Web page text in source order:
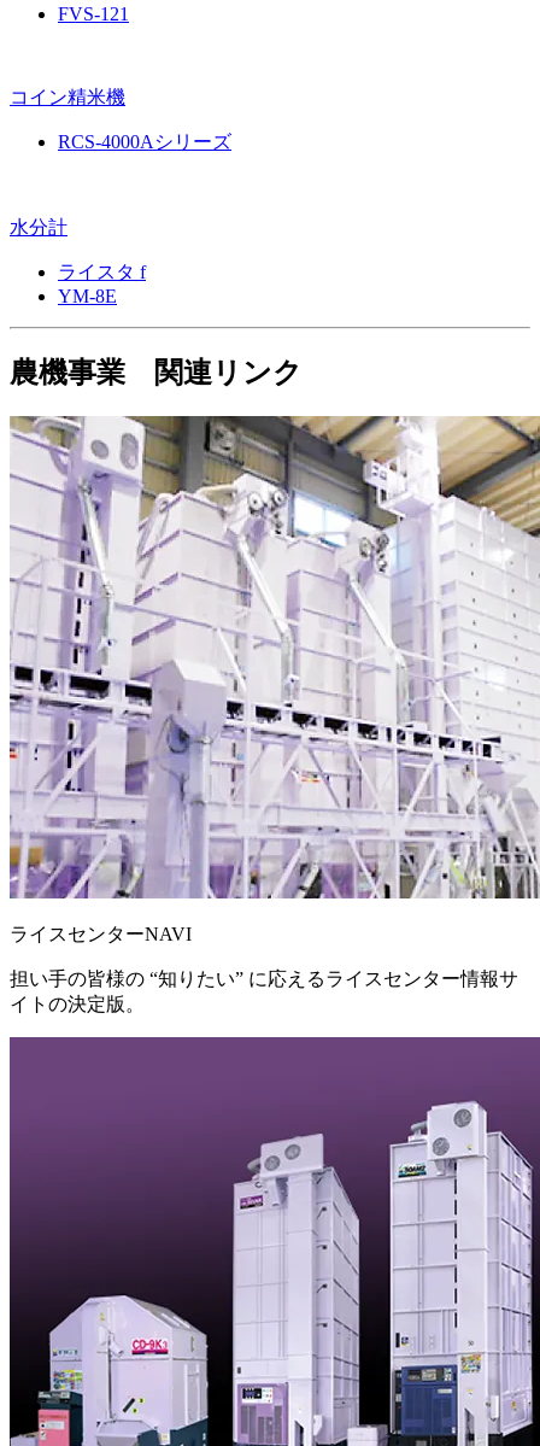
FVS-121
コイン精米機
RCS-4000Aシリーズ
水分計
ライスタ f
YM-8E
農機事業 関連リンク
ライスセンターNAVI
担い手の皆様の “知りたい” に応えるライスセンター情報サ
イトの決定版。